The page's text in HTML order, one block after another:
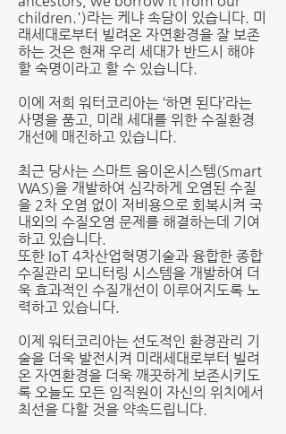
children.')라는 케냐 속담이 있습니다. 미
래세대로부터 빌려온 자연환경을 잘 보존
하는 것은 현재 우리 세대가 반드시 해야
할 숙명이라고 할 수 있습니다.
이에 저희 워터코리아는 ‘하면 된다’라는
사명을 품고, 미래 세대를 위한 수질환경
개선에 매진하고 있습니다.
최근 당사는 스마트 음이온시스템(Smart
WAS)을 개발하여 심각하게 오염된 수질
을 2차 오염 없이 저비용으로 회복시켜 국
내외의 수질오염 문제를 해결하는데 기여
하고 있습니다.
또한 IoT 4차산업혁명기술과 융합한 종합
수질관리 모니터링 시스템을 개발하여 더
욱 효과적인 수질개선이 이루어지도록 노
력하고 있습니다.
이제 워터코리아는 선도적인 환경관리 기
술을 더욱 발전시켜 미래세대로부터 빌려
온 자연환경을 더욱 깨끗하게 보존시키도
록 오늘도 모든 임직원이 자신의 위치에서
최선을 다할 것을 약속드립니다.